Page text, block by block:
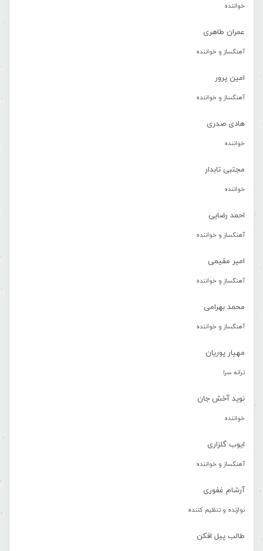
خواننده
عمران طاهری
آهنگساز و خواننده
امین پرور
آهنگساز و خواننده
هادی صدری
خواننده
مجتبی تابدار
خواننده
احمد رضایی
آهنگساز و خواننده
امیر مقیمی
آهنگساز و خواننده
محمد بهرامی
آهنگساز و خواننده
مهیار پوریان
ترانه سرا
نوید آخش جان
خواننده
ایوب گلزاری
آهنگساز و خواننده
آرشام غفوری
نوازنده و تنظیم کننده
طالب پیل افکن